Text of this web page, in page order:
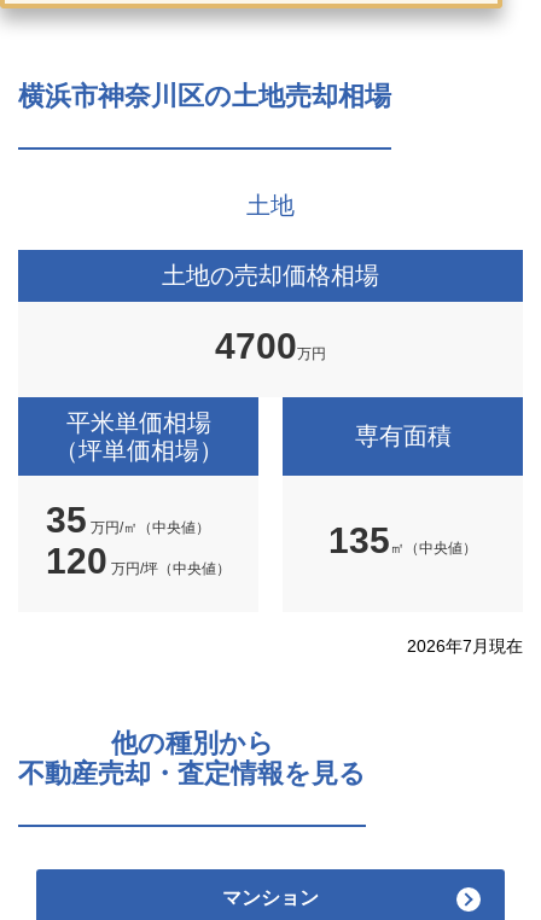
横浜市神奈川区の土地売却相場
土地
土地の売却価格相場
4700万円
平米単価相場
（坪単価相場）
35 万円/㎡（中央値）
120 万円/坪（中央値）
専有面積
135 ㎡（中央値）
2026年7月現在
他の種別から
不動産売却・査定情報を見る
マンション